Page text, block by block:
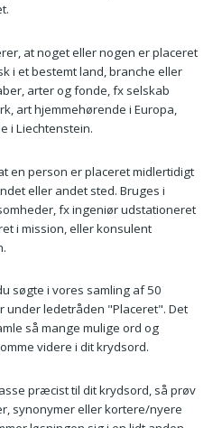
at noget eller nogen er placeret
i et bestemt land, branche eller
arter og fonde, fx selskab
art hjemmehørende i Europa,
i Liechtenstein.
en person er placeret midlertidigt
eller andet sted. Bruges i
fx ingeniør udstationeret
i mission, eller konsulent
søgte i vores samling af 50
ledetråden "Placeret". Det
så mange mulige ord og
videre i dit krydsord.
præcist til dit krydsord, så prøv
synonymer eller kortere/nyere